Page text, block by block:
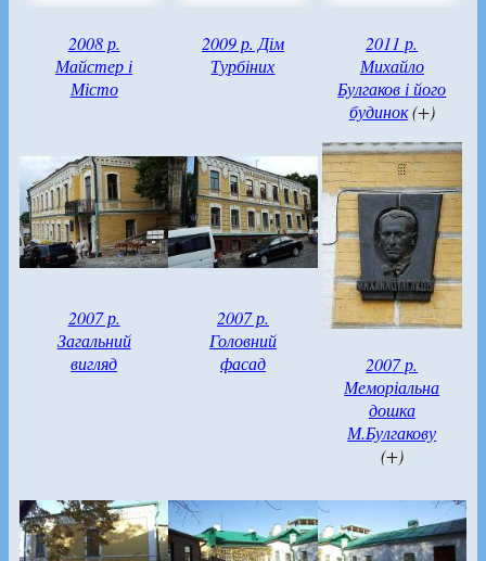
2008 р.
Майстер і
Місто
2009 р. Дім
Турбіних
2011 р.
Михайло
Булгаков і його
будинок(+)
2007 р.
Загальний
вигляд
2007 р.
Головний
фасад
2007 р.
Меморіальна
дошка
М.Булгакову
(+)